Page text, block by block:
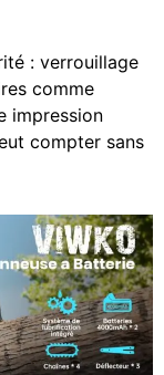
: verrouillage
comme
impression
compter sans